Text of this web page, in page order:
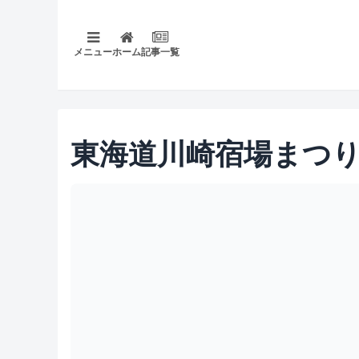
メニューホーム記事一覧
東海道川崎宿場まつ